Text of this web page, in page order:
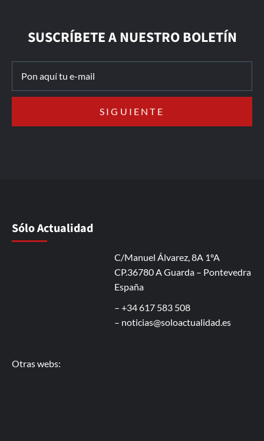
SUSCRÍBETE A NUESTRO BOLETÍN
Sólo Actualidad
C/Manuel Álvarez, 8A 1ºA
CP.36780 A Guarda – Pontevedra
España
– +34 617 583 508
– noticias@soloactualidad.es
Otras webs: